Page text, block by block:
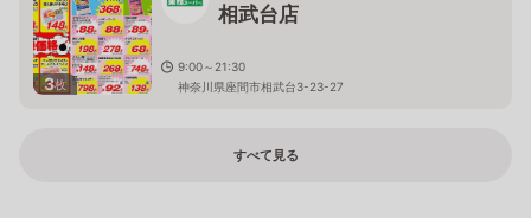
3枚
相武台店
9:00～21:30
神奈川県座間市相武台3-23-27
すべて見る